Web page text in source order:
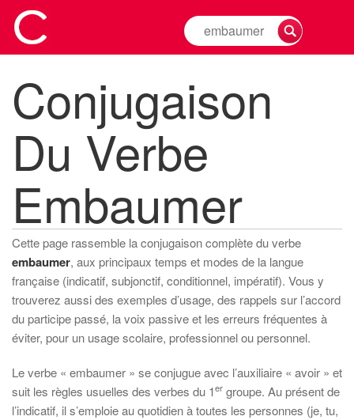
Rechercher
la
d'un
verbe
Conjugaison
Du Verbe
Embaumer
Cette page rassemble la conjugaison complète du verbe
embaumer, aux principaux temps et modes de la langue
française (indicatif, subjonctif, conditionnel, impératif). Vous y
trouverez aussi des exemples d’usage, des rappels sur l’accord
du participe passé, la voix passive et les erreurs fréquentes à
éviter, pour un usage scolaire, professionnel ou personnel.
Le verbe « embaumer » se conjugue avec l’auxiliaire « avoir » et
suit les règles usuelles des verbes du 1er groupe. Au présent de
l’indicatif, il s’emploie au quotidien à toutes les personnes (je, tu,